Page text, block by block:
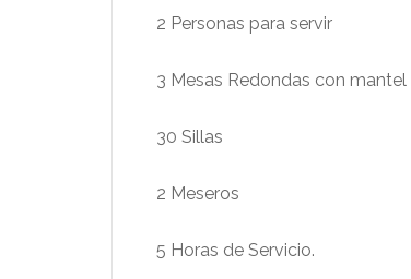
2 Personas para servir
3 Mesas Redondas con
30 Sillas
2 Meseros
5 Horas de Servicio.